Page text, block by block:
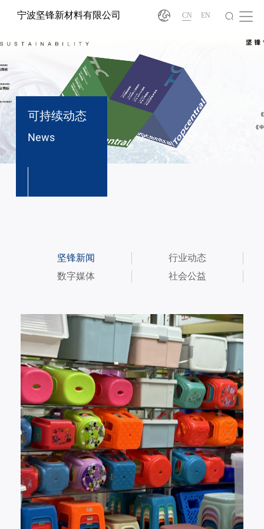
宁波坚锋新材料有限公司 CN EN
可持续动态
News
坚锋新闻
行业动态
数字媒体
社会公益
2025.01.21
产品应用丨看到它 就离走亲访友的时间不远
了